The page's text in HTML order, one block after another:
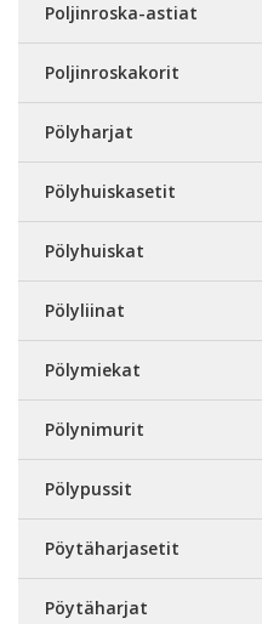
Poljinroska-astiat
Poljinroskakorit
Pölyharjat
Pölyhuiskasetit
Pölyhuiskat
Pölyliinat
Pölymiekat
Pölynimurit
Pölypussit
Pöytäharjasetit
Pöytäharjat